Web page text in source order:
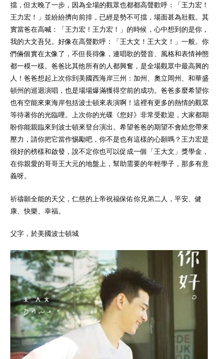
擋，但太晚了一步，因為全場的觀眾也都都高聲歡呼：「王力宏！
王力宏！」並紛紛擠向前排，已經是勢不可擋，場面甚為壯觀。其
實當爸在高喊：「王力宏！王力宏！」的時候，心中想到的是你，
我的大文吾兒。好像在高聲歡呼：「王大文！王大文！」一般。你
們倆個實在太像了，不但長得像，連唱歌的聲音、風格和表情神態
都一模一樣。爸爸比其他所有的人都興奮，是全場觀眾中最高興的
人！爸爸想起上次你到美國西海岸三州：加州、奧立岡州、和華盛
頓州的巡迴演唱，也是場場爆滿獲得空前的成功。爸爸多麼希望你
也有空能來東海岸包括波士頓來表演啊！這裡有更多的熱情的觀眾
等待著你的光臨哩。上次你的光碟《您好》非常受歡迎，大家都期
盼你能親臨來到波士頓來登台演出。希望爸爸的期望不會給您帶來
壓力，請你把它當作惕勵吧，你不是也有這樣的心願嗎？王力宏是
很好的榜樣和啟發，說不定你也可以促成一個「王大文」獎學金，
在你親愛的哥哥王大元的地盤上，幫助需要的年輕學子，那多有意
義呀。
祈禱願全能的天父，仁慈的上帝祝福保佑你兄弟二人，平安、健
康、快樂、幸福。
父字，於美國波士頓城